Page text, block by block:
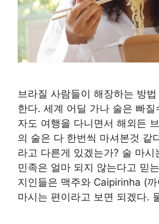
브라질 사람들이 해장하는 방
한다. 세계 어딜 가나 술은 빠질
자도 여행을 다니면서 해외든
의 술은 다 한번씩 마셔본것 같
라고 다른게 있겠는가? 술 마시
민족은 얼마 되지 않는다고 믿
지인들은 맥주와 Caipirinha (
마시는 편이라고 보면 되겠다.